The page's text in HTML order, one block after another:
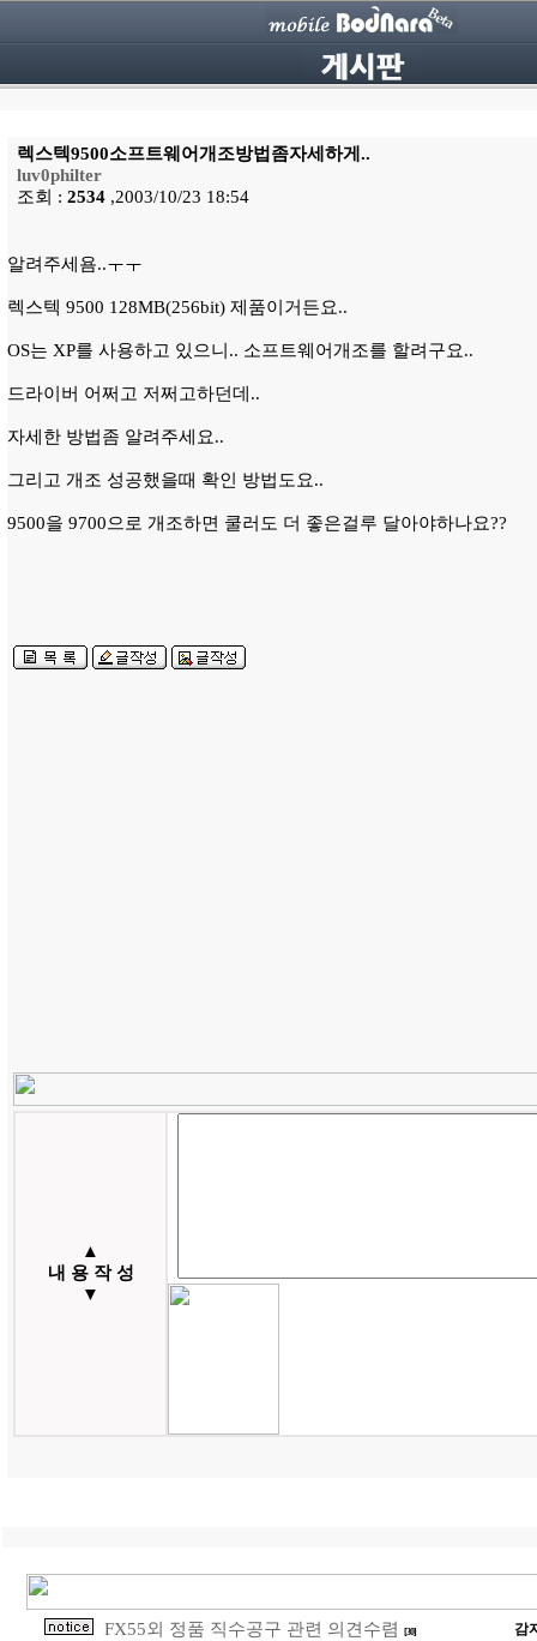
렉스텍9500소프트웨어개조방법좀자세하게..
luv0philter
조회 : 2534 ,2003/10/23 18:54
알려주세욤..ㅜㅜ
렉스텍 9500 128MB(256bit) 제품이거든요..
OS는 XP를 사용하고 있으니.. 소프트웨어개조를 할려구요..
드라이버 어쩌고 저쩌고하던데..
자세한 방법좀 알려주세요..
그리고 개조 성공했을때 확인 방법도요..
9500을 9700으로 개조하면 쿨러도 더 좋은걸루 달아야하나요??
▲
내 용 작 성
▼
FX55외 정품 직수공구 관련 의견수렴 [30] 감